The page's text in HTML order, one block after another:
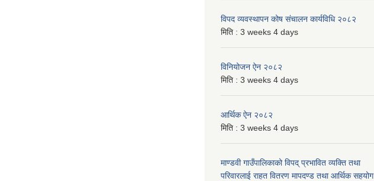
विपद व्यवस्थापन कोष संचालन कार्यविधि २०८२
मिति : 3 weeks 4 days
विनियोजन ऐन २०८२
मिति : 3 weeks 4 days
आर्थिक ऐन २०८२
मिति : 3 weeks 4 days
माण्डवी गाउँपालिकाको विपद् प्रभावित व्यक्ति तथा
परिवारलाई राहत वितरण मापदण्ड तथा आर्थिक सहयोग